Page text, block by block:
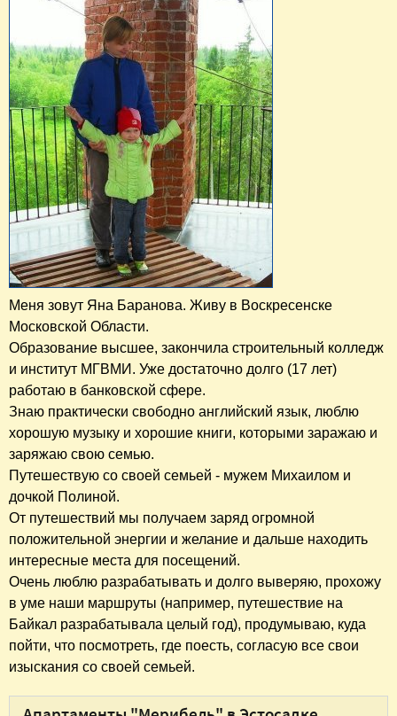
Меня зовут Яна Баранова. Живу в Воскресенске
Московской Области.
Образование высшее, закончила строительный колледж
и институт МГВМИ. Уже достаточно долго (17 лет)
работаю в банковской сфере.
Знаю практически свободно английский язык, люблю
хорошую музыку и хорошие книги, которыми заражаю и
заряжаю свою семью.
Путешествую со своей семьей - мужем Михаилом и
дочкой Полиной.
От путешествий мы получаем заряд огромной
положительной энергии и желание и дальше находить
интересные места для посещений.
Очень люблю разрабатывать и долго выверяю, прохожу
в уме наши маршруты (например, путешествие на
Байкал разрабатывала целый год), продумываю, куда
пойти, что посмотреть, где поесть, согласую все свои
изыскания со своей семьей.